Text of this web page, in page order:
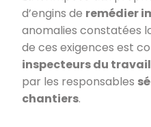
d’engins de remédier
anomalies constatées
de ces exigences est
inspecteurs du travail
par les responsables
chantiers.